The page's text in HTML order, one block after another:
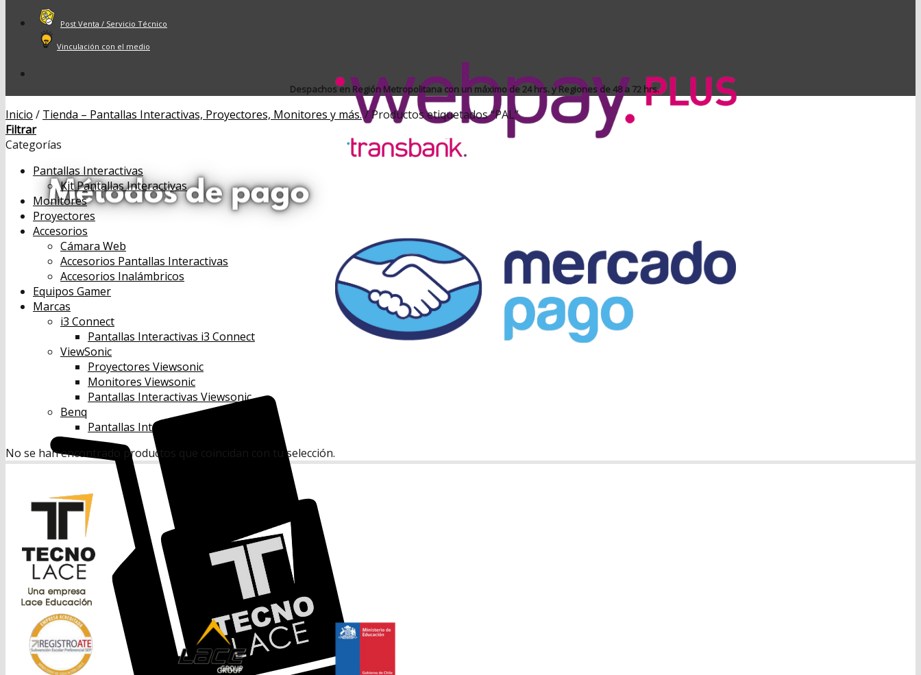
Post Venta / Servicio Técnico
Vinculación con el medio
Despachos en Región Metropolitana con un máximo de 24 hrs. y Regiones de 48 a 72 hrs.
Inicio / Tienda – Pantallas Interactivas, Proyectores, Monitores y más./Productos etiquetados “PAL”
Filtrar
Categorías
Pantallas Interactivas
Kit Pantallas Interactivas
Monitores
Proyectores
Accesorios
Cámara Web
Accesorios Pantallas Interactivas
Accesorios Inalámbricos
Equipos Gamer
Marcas
i3 Connect
Pantallas Interactivas i3 Connect
ViewSonic
Proyectores Viewsonic
Monitores Viewsonic
Pantallas Interactivas Viewsonic
Benq
Pantallas Interactivas Benq
No se han encontrado productos que coincidan con tu selección.